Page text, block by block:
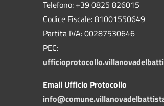
Telefono: +39 0825 826015
Codice Fiscale: 81001550649
Partita IVA: 00287530646
PEC:
Email Ufficio Protocollo